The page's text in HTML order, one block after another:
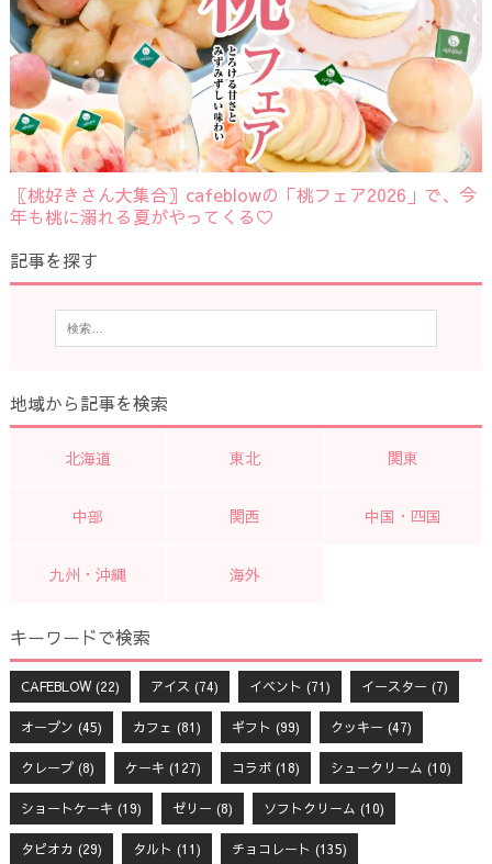
〖桃好きさん大集合〗cafeblowの「桃フェア2026」で、今
年も桃に溺れる夏がやってくる♡
記事を探す
地域から記事を検索
北海道 東北 関東
中部 関西 中国・四国
九州・沖縄 海外
キーワードで検索
CAFEBLOW(22) アイス (74) イベント (71) イースター (7)
オープン (45) カフェ (81) ギフト (99) クッキー (47)
クレープ(8) ケーキ (127) コラボ(18) シュークリーム (10)
ショートケーキ (19) ゼリー (8) ソフトクリーム (10)
タピオカ (29) タルト (11) チョコレート (135)